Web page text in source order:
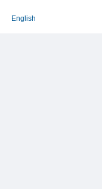
English